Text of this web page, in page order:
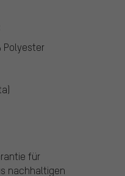
Polyester
für
nachhaltigen